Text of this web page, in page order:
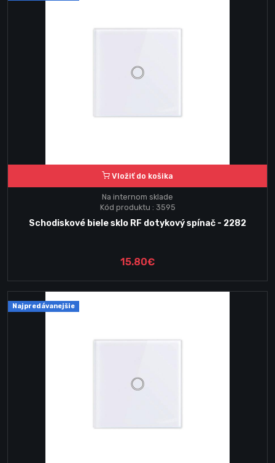
Vložiť do košika
Na internom sklade
Kód produktu : 3595
Schodiskové biele sklo RF dotykový spínač - 2282
15.80€
Najpredávanejšie